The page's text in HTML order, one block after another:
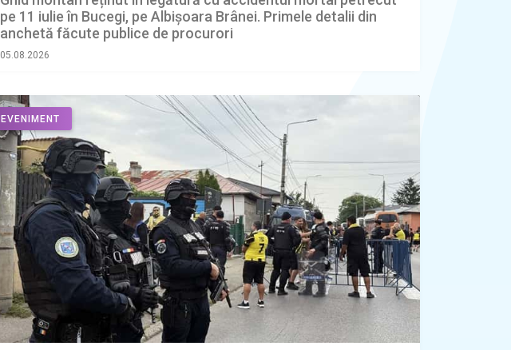
pe 11 iulie în Bucegi, pe Albișoara Brânei. Primele detalii din
anchetă făcute publice de procurori
05.08.2026
EVENIMENT